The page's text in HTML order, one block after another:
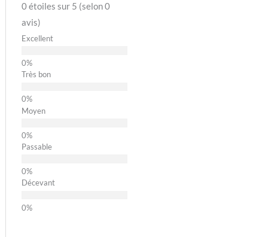
0 étoiles sur 5 (selon 0
avis)
Excellent
Très bon
Moyen
Passable
Décevant